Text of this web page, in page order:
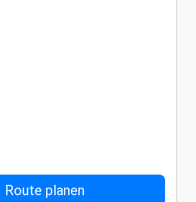
Route planen